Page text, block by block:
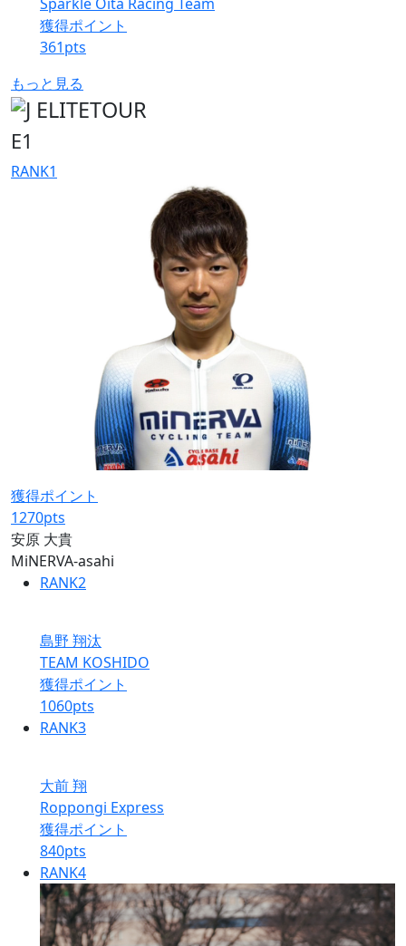
獲得ポイント
361pts
もっと見る
E1
RANK1
獲得ポイント
1270pts
安原 大貴
MiNERVA-asahi
RANK2
島野 翔汰
TEAM KOSHIDO
獲得ポイント
1060pts
RANK3
大前 翔
Roppongi Express
獲得ポイント
840pts
RANK4